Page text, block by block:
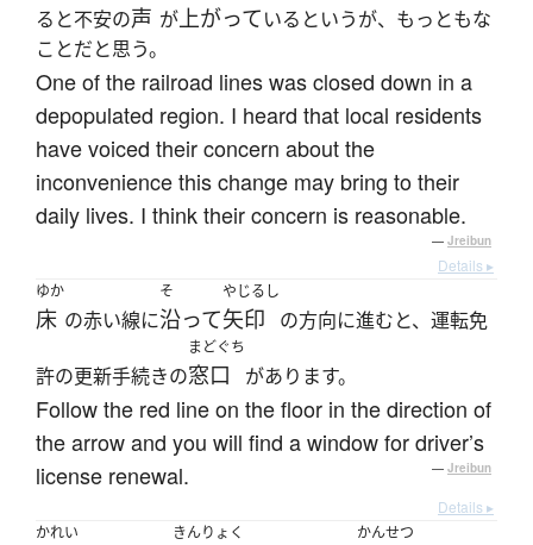
ると不安の声 が上がっているというが、もっともな
ことだと思う。
One of the railroad lines was closed down in a
depopulated region. I heard that local residents
have voiced their concern about the
inconvenience this change may bring to their
daily lives. I think their concern is reasonable.
— Jreibun
Details ▸
ゆか
床 の赤い線に
そ
沿って
やじるし
矢印 の方向に進むと、運転免
許の更新手続きの
まどぐち
窓口 があります。
Follow the red line on the floor in the direction of
the arrow and you will find a window for driver’s
license renewal.
— Jreibun
Details ▸
かれい
きんりょく かんせつ